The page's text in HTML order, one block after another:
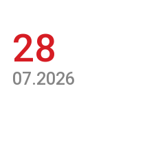
28
07.2026